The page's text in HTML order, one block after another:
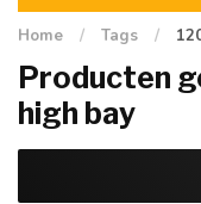
Home / Tags /
Producten
high bay